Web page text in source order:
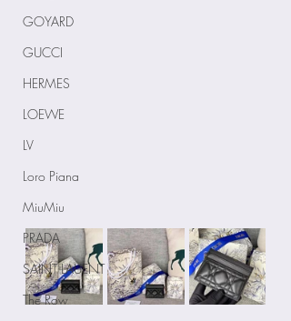
GOYARD
GUCCI
HERMES
LOEWE
LV
Loro Piana
MiuMiu
PRADA
SAINT LAUENT
The Row